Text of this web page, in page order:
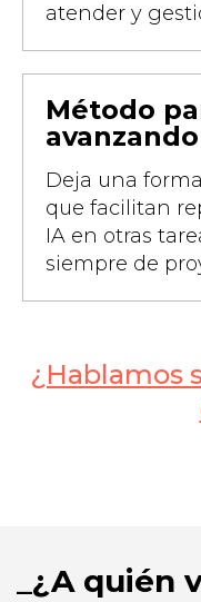
atender y
Método
avanzando
Deja una
que facilitan
IA en otras
siempre de
¿Hablamos
¿A quién